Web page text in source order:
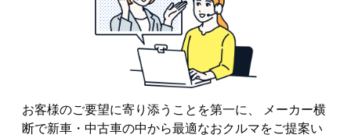
お客様のご要望に寄り添うことを第一に、 メーカー横
断で新車・中古車の中から最適なおクルマをご提案い